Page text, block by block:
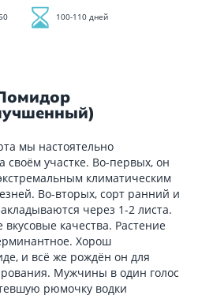
100-110 дней
мы настоятельно
своём участке. Во-первых, он
климатическим
Во-вторых, сорт ранний и
через 1-2 листа.
качества. Растение
Хорош
и всё же рождён он для
Мужчины в один голос
рюмочку водки